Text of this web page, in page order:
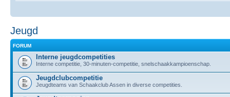
Jeugd
FORUM
Interne jeugdcompetities
Interne competitie, 30-minuten-competitie, snelschaakkampioenschap.
Jeugdclubcompetitie
Jeugdteams van Schaakclub Assen in diverse competities.